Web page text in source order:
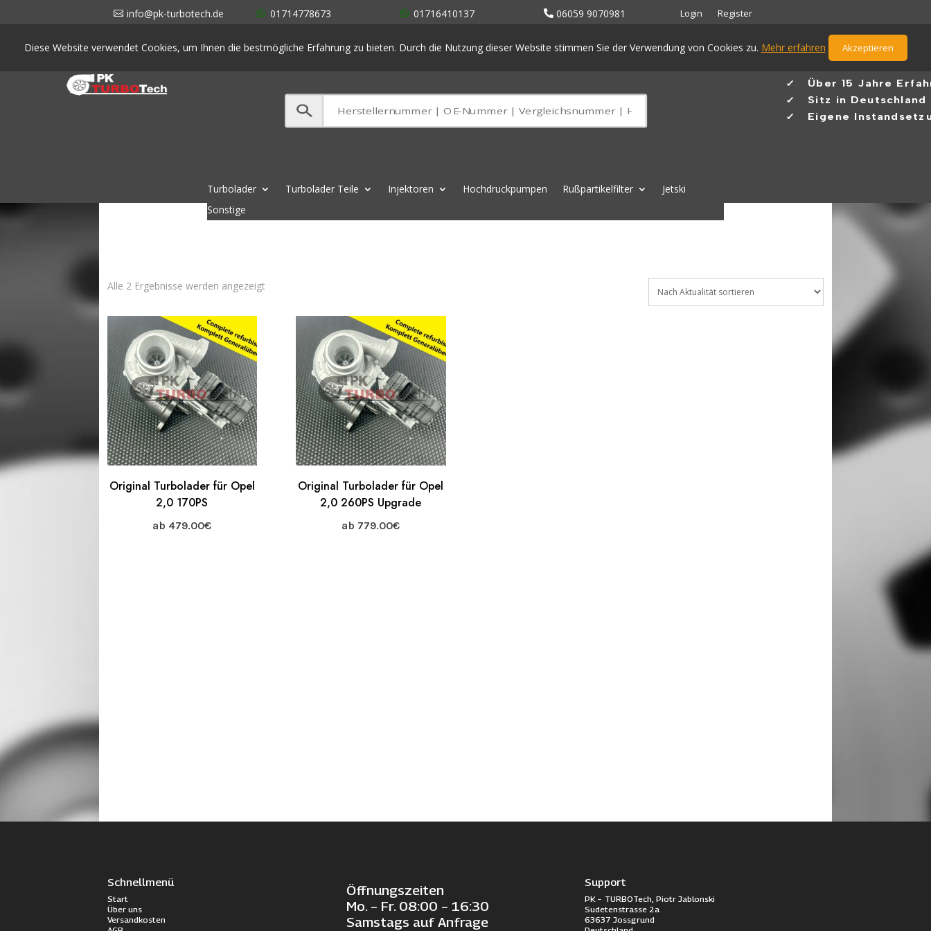
info@pk-turbotech.de
Diese Website verwendet Cookies, um Ihnen die bestmögliche Erfahrung zu bieten. Durch die Nutzung dieser Website stimmen Sie der Verwendung von Cookies zu. Mehr erfahren Akzeptieren
01714778673 01716410137 06059 9070981 Login Register
✓ Über 15 Jahre
✓ Sitz in
✓ Eigene
Turbolader Turbolader Teile Injektoren Hochdruckpumpen Rußpartikelfilter
Jetski
Sonstige
Alle 2 Ergebnisse werden angezeigtNach
sortiert
Original Turbolader für Opel
2,0 170PS
ab 479.00€
Original Turbolader für Opel
2,0 260PS Upgrade
ab 779.00€
Schnellmenü
Start
Über uns
Versandkosten
Öffnungszeiten
Mo. – Fr. 08:00 – 16:30
Samstags auf Anfrage
Support
PK – TURBOTech, Piotr Jablonski
Sudetenstrasse 2a
63637 Jossgrund